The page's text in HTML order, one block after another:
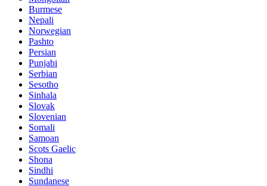
Burmese
Nepali
Norwegian
Pashto
Persian
Punjabi
Serbian
Sesotho
Sinhala
Slovak
Slovenian
Somali
Samoan
Scots Gaelic
Shona
Sindhi
Sundanese